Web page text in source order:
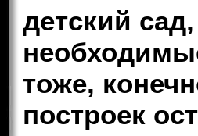
детский
тоже,
построек